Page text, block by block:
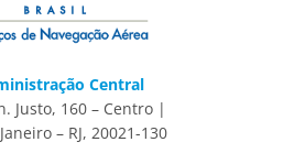
Central
Justo, 160 – Centro |
– RJ, 20021-130